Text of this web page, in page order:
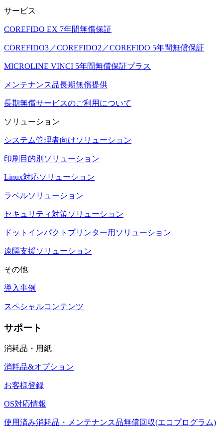
サービス
COREFIDO EX 7年間無償保証
COREFIDO3／COREFIDO2／COREFIDO 5年間無償保証
MICROLINE VINCI 5年間無償保証プラス
メンテナンス品長期無償提供
長期無償サービスのご利用について
ソリューション
システム管理者向けソリューション
印刷目的別ソリューション
Linux対応ソリューション
ラベルソリューション
セキュリティ対策ソリューション
ドットインパクトプリンター用ソリューション
遠隔支援ソリューション
その他
導入事例
スペシャルコンテンツ
サポート
消耗品・用紙
消耗品&オプション
お客様登録
OS対応情報
使用済み消耗品・メンテナンス品無償回収(エコプログラム)